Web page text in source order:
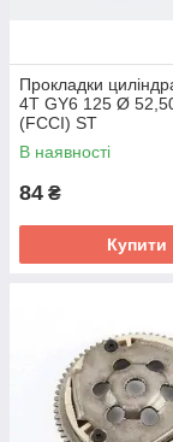
Прокладки
4T GY6 125 Ø
(FCCI) ST
В наявності
84 ₴
Купити